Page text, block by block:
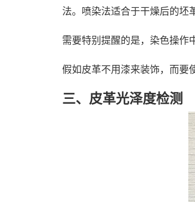
法。喷染法适合于干燥后的坯
需要特别提醒的是，染色操作
假如皮革不用漆来装饰，而要
三、皮革光泽度检测